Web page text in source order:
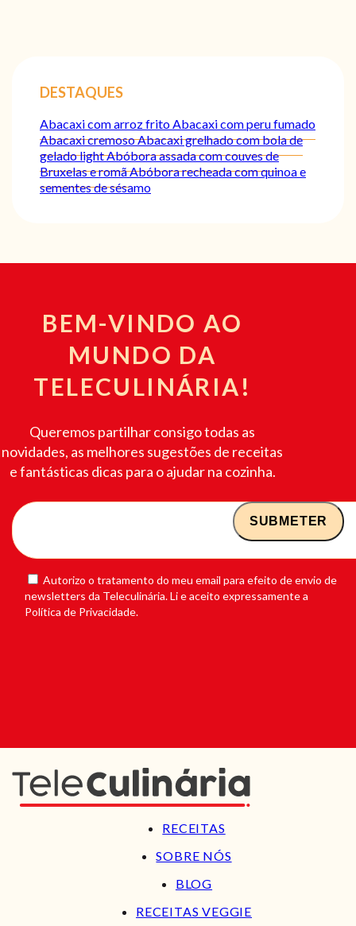
DESTAQUES
Abacaxi com arroz fritoAbacaxi com peru fumado
Abacaxi cremosoAbacaxi grelhado com bola de
gelado lightAbóbora assada com couves de
Bruxelas e romãAbóbora recheada com quinoa e
sementes de sésamo
BEM-VINDO AO
MUNDO DA
TELECULINÁRIA!
Queremos partilhar consigo todas as
novidades, as melhores sugestões de receitas
e fantásticas dicas para o ajudar na cozinha.
Autorizo o tratamento do meu email para efeito de envio de
newsletters da Teleculinária. Li e aceito expressamente a
Política de Privacidade.
RECEITAS
SOBRE NÓS
BLOG
RECEITAS VEGGIE